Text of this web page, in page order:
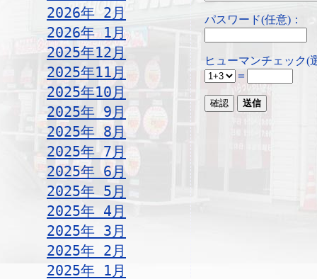
2026年 2月
2026年 1月
2025年12月
2025年11月
2025年10月
2025年 9月
2025年 8月
2025年 7月
2025年 6月
2025年 5月
2025年 4月
2025年 3月
2025年 2月
2025年 1月
パスワード(任意)：
ヒューマンチェック(
＝